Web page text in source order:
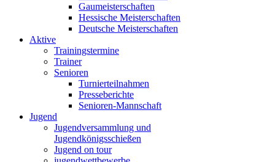
Gaumeisterschaften
Hessische Meisterschaften
Deutsche Meisterschaften
Aktive
Trainingstermine
Trainer
Senioren
Turnierteilnahmen
Presseberichte
Senioren-Mannschaft
Jugend
Jugendversammlung und
Jugendkönigsschießen
Jugend on tour